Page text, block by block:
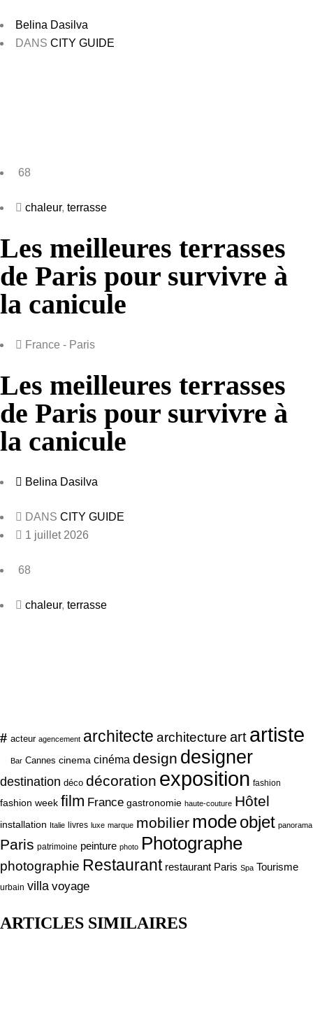
Belina Dasilva
DANS CITY GUIDE
68
chaleur, terrasse
Les meilleures terrasses
de Paris pour survivre à
la canicule
France - Paris
Les meilleures terrasses
de Paris pour survivre à
la canicule
Belina Dasilva
DANS CITY GUIDE
1 juillet 2026
68
chaleur, terrasse
# acteur agencement architecte architecture art artiste
Bar Cannes cinema cinéma design designer
destination déco décoration exposition fashion
fashion week film France gastronomie haute-couture Hôtel
installation Italie livres luxe marque mobilier modeobjet panorama
Paris patrimoine peinture photo Photographe
photographie Restaurant restaurant Paris Spa Tourisme
urbain villa voyage
ARTICLES SIMILAIRES